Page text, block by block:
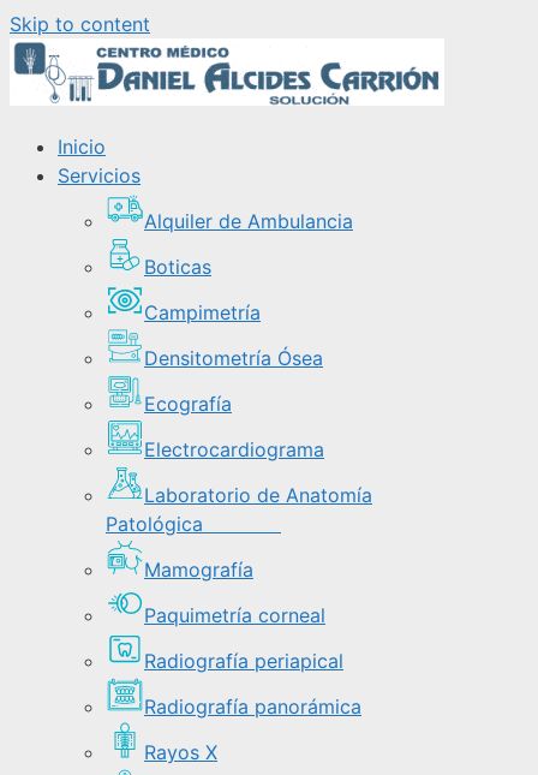
Skip to content
Inicio
Servicios
Alquiler de Ambulancia
Boticas
Campimetría
Densitometría Ósea
Ecografía
Electrocardiograma
Laboratorio de Anatomía
Patológica
Mamografía
Paquimetría corneal
Radiografía periapical
Radiografía panorámica
Rayos X